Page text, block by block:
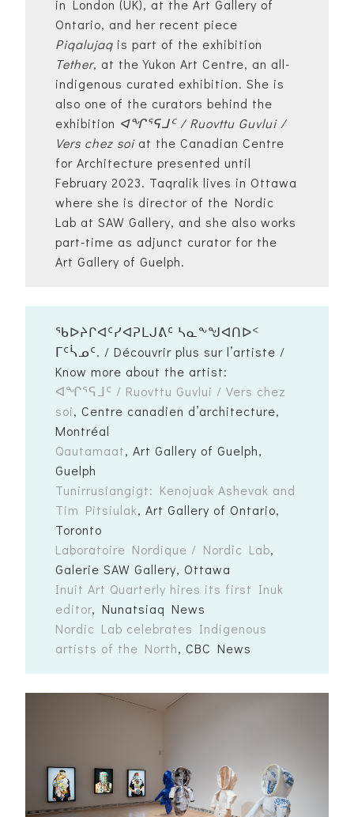
in London (UK), at the Art Gallery of
Ontario, and her recent piece
Piqalujaq is part of the exhibition
Tether, at the Yukon Art Centre, an all-
indigenous curated exhibition. She is
also one of the curators behind the
exhibition ᐊᖏᕐᕋᒧᑦ / Ruovttu Guvlui /
Vers chez soi at the Canadian Centre
for Architecture presented until
February 2023. Taqralik lives in Ottawa
where she is director of the Nordic
Lab at SAW Gallery, and she also works
part-time as adjunct curator for the
Art Gallery of Guelph.
ᖃᐅᔨᒋᐊᑦᓯᐊᕈᒪᒍᕕᑦ ᓴᓇᖕᖑᐊᑎᐅᑉ
ᒥᑦᓵᓄᑦ. / Découvrir plus sur l’artiste /
Know more about the artist:
ᐊᖏᕐᕋᒧᑦ / Ruovttu Guvlui / Vers chez
soi, Centre canadien d’architecture,
Montréal
Qautamaat, Art Gallery of Guelph,
Guelph
Tunirrusiangigt: Kenojuak Ashevak and
Tim Pitsiulak, Art Gallery of Ontario,
Toronto
Laboratoire Nordique / Nordic Lab,
Galerie SAW Gallery, Ottawa
Inuit Art Quarterly hires its first Inuk
editor, Nunatsiaq News
Nordic Lab celebrates Indigenous
artists of the North, CBC News